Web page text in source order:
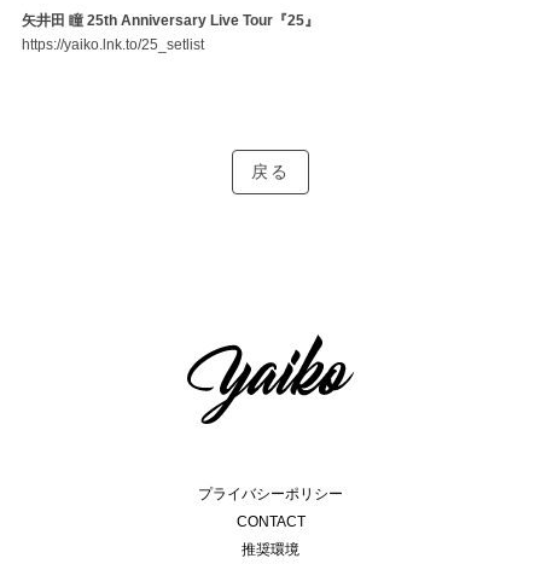
矢井田 瞳 25th Anniversary Live Tour『25』
https://yaiko.lnk.to/25_setlist
戻る
プライバシーポリシー
CONTACT
推奨環境